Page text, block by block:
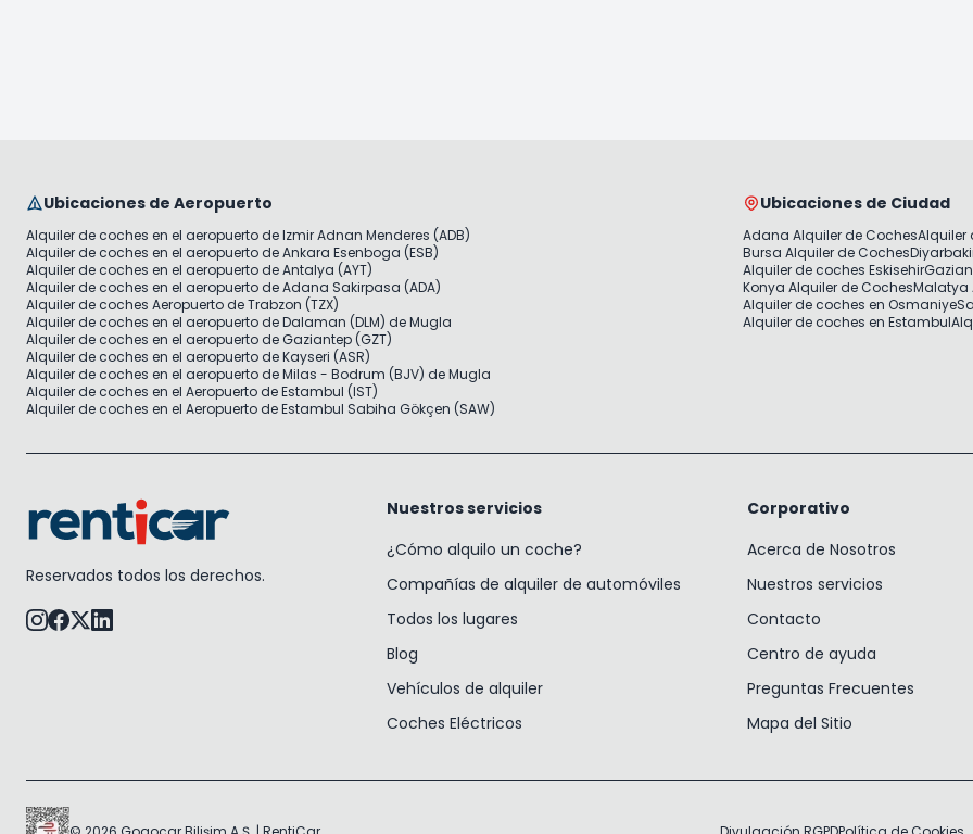
Ubicaciones de Aeropuerto
Alquiler de coches en el aeropuerto de Izmir Adnan Menderes (ADB)
Alquiler de coches en el aeropuerto de Ankara Esenboga (ESB)
Alquiler de coches en el aeropuerto de Antalya (AYT)
Alquiler de coches en el aeropuerto de Adana Sakirpasa (ADA)
Alquiler de coches Aeropuerto de Trabzon (TZX)
Alquiler de coches en el aeropuerto de Dalaman (DLM) de Mugla
Alquiler de coches en el aeropuerto de Gaziantep (GZT)
Alquiler de coches en el aeropuerto de Kayseri (ASR)
Alquiler de coches en el aeropuerto de Milas - Bodrum (BJV) de Mugla
Alquiler de coches en el Aeropuerto de Estambul (IST)
Alquiler de coches en el Aeropuerto de Estambul Sabiha Gökçen (SAW)
Ubicaciones de Ciudad
Adana Alquiler de CochesAlquiler
Bursa Alquiler de Coches
Alquiler de coches Eskisehir
Konya Alquiler de CochesMalatya
Alquiler de coches en Osmaniye
Alquiler de coches en Estambul
Reservados todos los derechos.
Nuestros servicios
¿Cómo alquilo un coche?
Compañías de alquiler de automóviles
Todos los lugares
Blog
Vehículos de alquiler
Coches Eléctricos
Corporativo
Acerca de Nosotros
Nuestros servicios
Contacto
Centro de ayuda
Preguntas Frecuentes
Mapa del Sitio